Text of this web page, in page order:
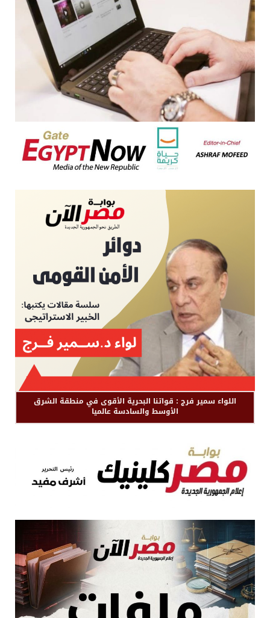
اللواء سمير فرج : قواتنا البحرية الأقوى في منطقة الشرق
الأوسط والسادسة عالميا